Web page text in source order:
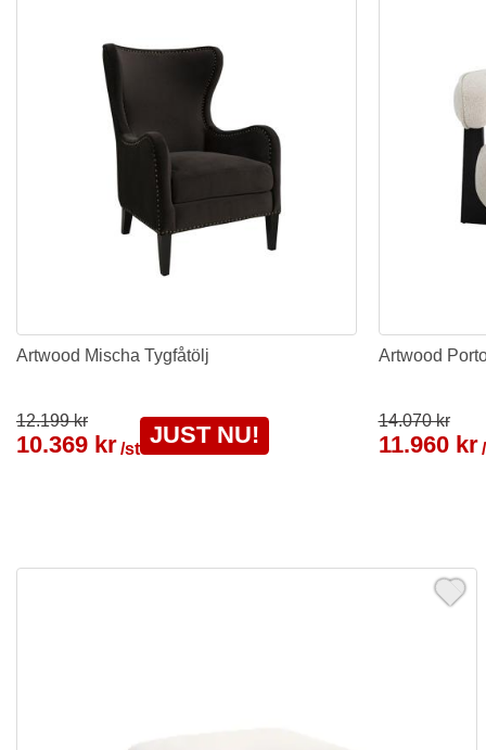
Artwood Mischa Tygfåtölj
12.199 kr
10.369 kr/st
JUST NU!
Artwood
14.070 kr
11.960 kr